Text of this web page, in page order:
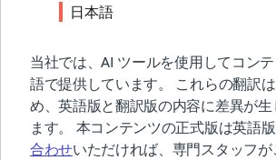
日本語
当社では、AI ツールを使用してコン
語で提供しています。 これらの翻訳
め、英語版と翻訳版の内容に差異が生
ます。 本コンテンツの正式版は英語版
合わせいただければ、専門スタッフが